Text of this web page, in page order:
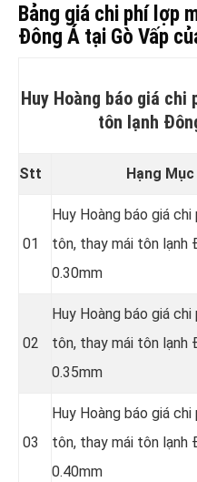
Bảng giá chi phí lợp
Đông Á tại Gò Vấp
Huy Hoàng báo giá
tôn lạnh
Stt Hạng Mục
01
Huy Hoàng báo giá chi
tôn, thay mái tôn lạnh
0.30mm
02
Huy Hoàng báo giá chi
tôn, thay mái tôn lạnh
0.35mm
03
Huy Hoàng báo giá chi
tôn, thay mái tôn lạnh
0.40mm